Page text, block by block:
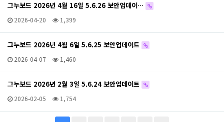
그누보드 2026년 4월 16일 5.6.26 보안업데이…
2026-04-20 1,399
그누보드 2026년 4월 6일 5.6.25 보안업데이트
2026-04-07 1,460
그누보드 2026년 2월 3일 5.6.24 보안업데이트
2026-02-05 1,754